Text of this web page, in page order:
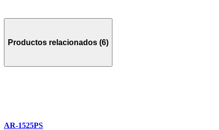
Productos relacionados (6)
AR-1525PS